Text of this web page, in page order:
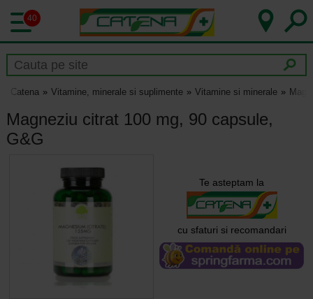
40
Catena Vitamine, minerale si suplimente Vitamine si minerale
Magneziu citrat 100 mg, 90 capsule,
G&G
Te asteptam la
cu sfaturi si recomandari